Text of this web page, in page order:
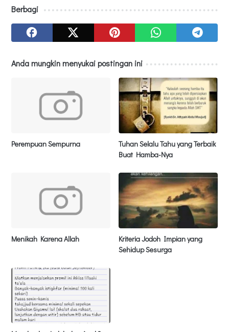
Berbagi
Anda mungkin menyukai postingan ini
Perempuan Sempurna
Tuhan Selalu Tahu yang Terbaik
Buat Hamba-Nya
Menikah Karena Allah
Kriteria Jodoh Impian yang
Sehidup Sesurga